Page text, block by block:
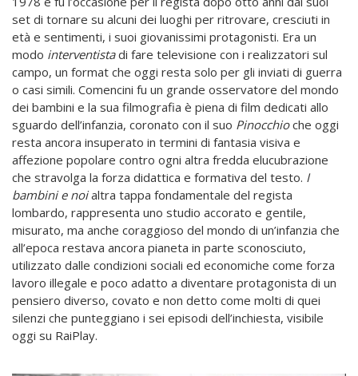
set di tornare su alcuni dei luoghi per ritrovare, cresciuti in
età e sentimenti, i suoi giovanissimi protagonisti. Era un
modo interventistadi fare televisione con i realizzatori sul
campo, un format che oggi resta solo per gli inviati di guerra
o casi simili. Comencini fu un grande osservatore del mondo
dei bambini e la sua filmografia è piena di film dedicati allo
sguardo dell’infanzia, coronato con il suo Pinocchioche oggi
resta ancora insuperato in termini di fantasia visiva e
affezione popolare contro ogni altra fredda elucubrazione
che stravolga la forza didattica e formativa del testo. I
bambini e noialtra tappa fondamentale del regista
lombardo, rappresenta uno studio accorato e gentile,
misurato, ma anche coraggioso del mondo di un’infanzia che
all’epoca restava ancora pianeta in parte sconosciuto,
utilizzato dalle condizioni sociali ed economiche come forza
lavoro illegale e poco adatto a diventare protagonista di un
pensiero diverso, covato e non detto come molti di quei
silenzi che punteggiano i sei episodi dell’inchiesta, visibile
oggi su RaiPlay.